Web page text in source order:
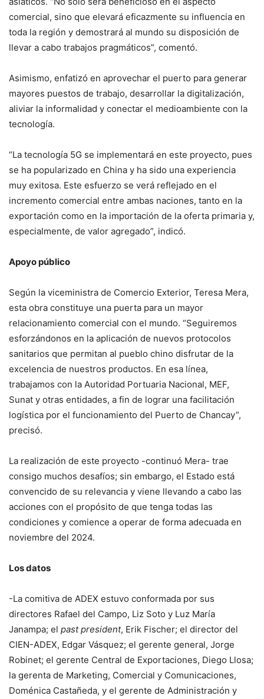
comercial, sino que elevará eficazmente su influencia en
toda la región y demostrará al mundo su disposición de
llevar a cabo trabajos pragmáticos”, comentó.
Asimismo, enfatizó en aprovechar el puerto para generar
mayores puestos de trabajo, desarrollar la digitalización,
aliviar la informalidad y conectar el medioambiente con la
tecnología.
“La tecnología 5G se implementará en este proyecto, pues
se ha popularizado en China y ha sido una experiencia
muy exitosa. Este esfuerzo se verá reflejado en el
incremento comercial entre ambas naciones, tanto en la
exportación como en la importación de la oferta primaria y,
especialmente, de valor agregado”, indicó.
Apoyo público
Según la viceministra de Comercio Exterior, Teresa Mera,
esta obra constituye una puerta para un mayor
relacionamiento comercial con el mundo. “Seguiremos
esforzándonos en la aplicación de nuevos protocolos
sanitarios que permitan al pueblo chino disfrutar de la
excelencia de nuestros productos. En esa línea,
trabajamos con la Autoridad Portuaria Nacional, MEF,
Sunat y otras entidades, a fin de lograr una facilitación
logística por el funcionamiento del Puerto de Chancay”,
precisó.
La realización de este proyecto -continuó Mera- trae
consigo muchos desafíos; sin embargo, el Estado está
convencido de su relevancia y viene llevando a cabo las
acciones con el propósito de que tenga todas las
condiciones y comience a operar de forma adecuada en
noviembre del 2024.
Los datos
-La comitiva de ADEX estuvo conformada por sus
directores Rafael del Campo, Liz Soto y Luz María
Janampa; el past president, Erik Fischer; el director del
CIEN-ADEX, Edgar Vásquez; el gerente general, Jorge
Robinet; el gerente Central de Exportaciones, Diego Llosa;
la gerenta de Marketing, Comercial y Comunicaciones,
Doménica Castañeda, y el gerente de Administración y